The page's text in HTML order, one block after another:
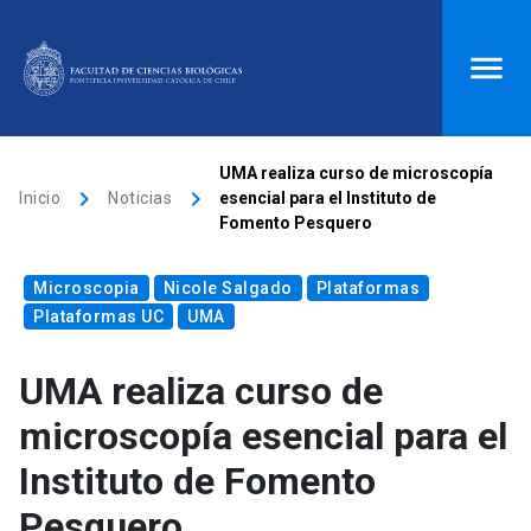
Biblioteca launch Donaciones launch
search
Inicio
keyboard_arrow_down
Inicio keyboard_arrow_right Noticias keyboard_arrow_right
UMA realiza curso de microscopía
esencial para el Instituto de
Fomento Pesquero
Microscopia Nicole Salgado
Plataformas
Plataformas UC
UMA
UMA realiza curso de
microscopía esencial para el
Instituto de Fomento